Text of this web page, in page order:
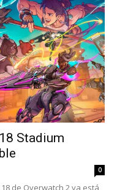
Stadium
0
de Overwatch 2 ya está